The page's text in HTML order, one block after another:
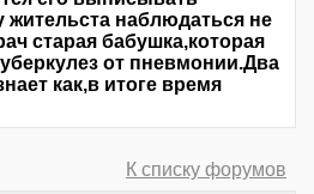
жительста наблюдаться не
старая бабушка,которая
от пневмонии.Два
как,в итоге время
К списку форумов